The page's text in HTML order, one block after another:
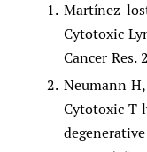
Martínez-
Cytotoxic
Cancer Res.
Neumann
Cytotoxic T